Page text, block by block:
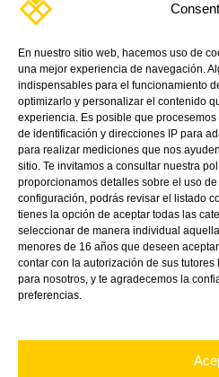
En nuestro sitio web, hacemos uso de
una mejor experiencia de navegación.
indispensables para el funcionamiento
optimizarlo y personalizar el contenido
experiencia. Es posible que
de identificación y direcciones IP para
para realizar mediciones que nos
sitio. Te invitamos a consultar nuestra
proporcionamos detalles sobre el uso
configuración, podrás revisar el listado
tienes la opción de aceptar todas las
seleccionar de manera individual
menores de 16 años que deseen
contar con la autorización de sus
para nosotros, y te agradecemos la
preferencias.
Paneles modulares, sistema de
Read More »